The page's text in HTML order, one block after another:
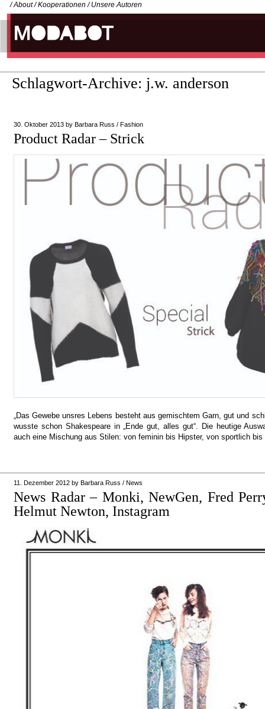
/ About / Kooperationen / Unsere Autoren
Schlagwort-Archive: j.w. anderson
30. Oktober 2013 by Barbara Russ / Fashion
Product Radar – Strick
„Das Gewebe unsres Lebens besteht aus gemischtem Garn, gut und
wusste schon Shakespeare in „Ende gut, alles gut“. Die heutige
auch eine Mischung aus Stilen: von feminin bis Hipster, von sportlich
11. Dezember 2012 by Barbara Russ / News
News Radar – Monki, NewGen, Fred
Helmut Newton, Instagram